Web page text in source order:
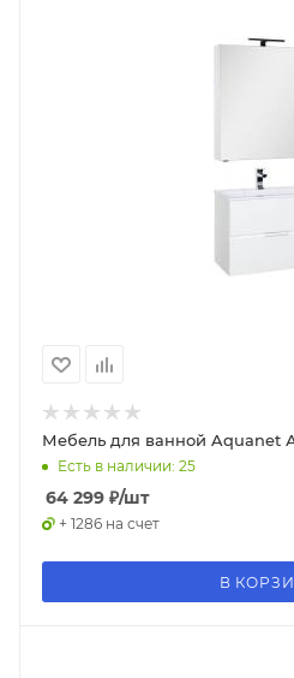
Мебель для ванной Aquanet
Есть в наличии: 25
64 299 ₽/шт
+ 1286 на счет
В